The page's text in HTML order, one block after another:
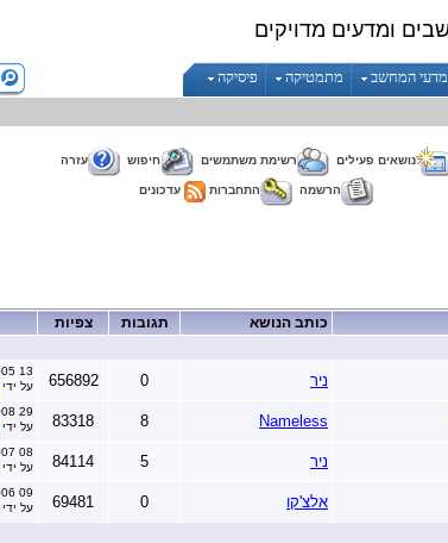
ומדעים מדויקים
מדעי המחשב מתמטיקה פיסיקה
נושאים פעילים רשימת משתמשים חיפוש עזרה
הרשמה התחברות עדכונים
כותב הנושא תגובות צפיות
ניר 0
656892
13 January 2005 בשעה 05:50
על ידי
Nameless
8
83318
29 May 2008 בשעה 23:35
על ידי
ניר 5
84114
08 May 2007 בשעה 13:34
על ידי
אלצ'קו 0
69481
09 August 2006 בשעה 09:13
על ידי